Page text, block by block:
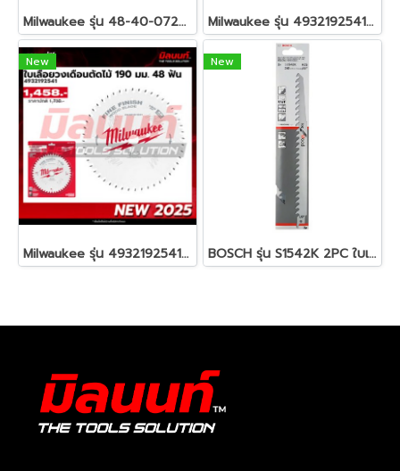
Milwaukee รุ่น 48-40-0720 ใบเลื่อยวงเดือนตัดไม้ 190 มม. Thin Kerf 24 ฟัน รหัส 48-40-0720 Milwaukee รุ่น 4932192541 ใบเลื่อยวงเดือนตัดไม้ 190 มม. Fine Finish 48 ฟัน รหัส 4932192541
New
Milwaukee รุ่น 4932192541 ใบเลื่อยวงเดือนตัดไม้ 190 มม. Fine Finish 48 ฟัน รหัส 4932192541
New
BOSCH รุ่น S1542K 2PC ใบเลื่อย เซเบอร์ซอว์ รหัส 2608650681